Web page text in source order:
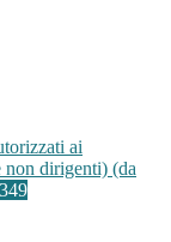
ai
dirigenti) (da
349